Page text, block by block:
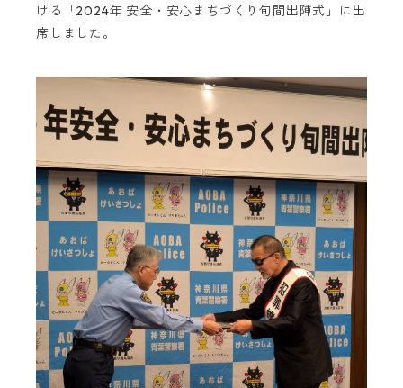
ける「2024年 安全・安心まちづくり旬間出陣式」に出
席しました。